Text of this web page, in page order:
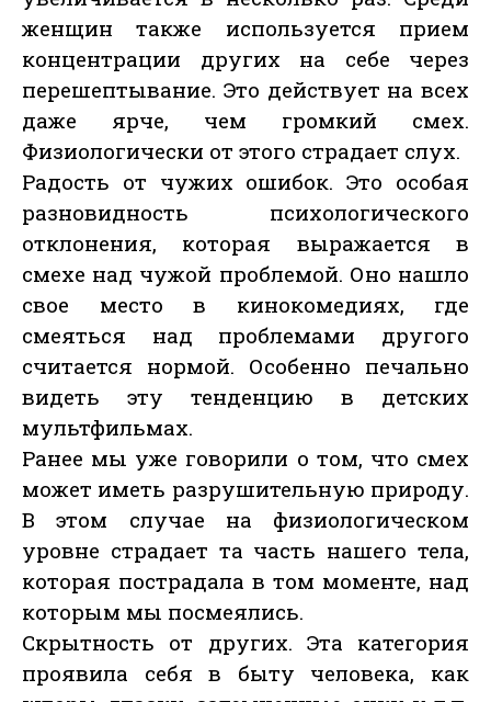
женщин также используется прием
концентрации других на себе через
перешептывание. Это действует на всех
даже ярче, чем громкий смех.
Физиологически от этого страдает слух.
Радость от чужих ошибок. Это особая
разновидность психологического
отклонения, которая выражается в
смехе над чужой проблемой. Оно нашло
свое место в кинокомедиях, где
смеяться над проблемами другого
считается нормой. Особенно печально
видеть эту тенденцию в детских
мультфильмах.
Ранее мы уже говорили о том, что смех
может иметь разрушительную природу.
В этом случае на физиологическом
уровне страдает та часть нашего тела,
которая пострадала в том моменте, над
которым мы посмеялись.
Скрытность от других. Эта категория
проявила себя в быту человека, как